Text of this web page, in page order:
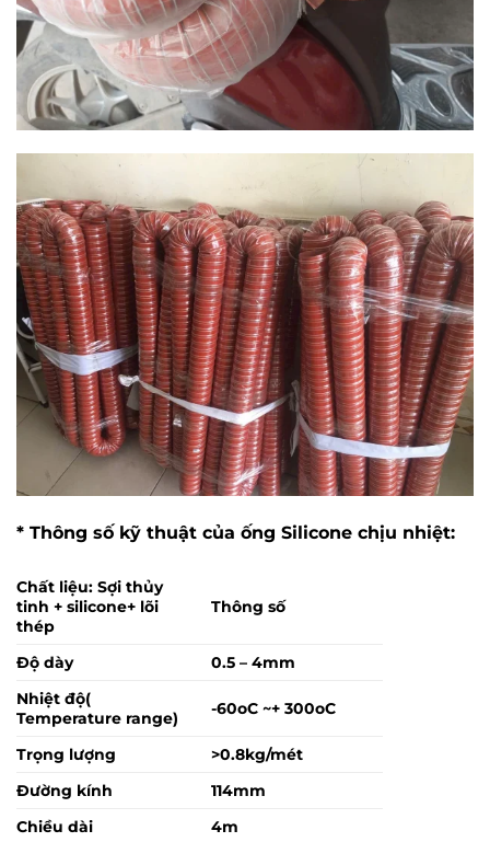
* Thông số kỹ thuật của ống Silicone chịu nhiệt:
Chất liệu: Sợi thủy
tinh + silicone+ lõi
thép
Thông số
Độ dày
0.5 – 4mm
Nhiệt độ(
Temperature range)
-60oC ~+ 300oC
Trọng lượng
>0.8kg/mét
Đường kính
114mm
Chiều dài
4m